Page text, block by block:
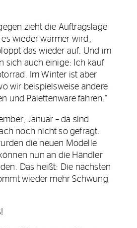
zieht die Auftragslage
es wieder wärmer wird,
das wieder auf. Und im
sich auch einige: Ich kauf
Im Winter ist aber
wir beispielsweise andere
und Palettenware fahren.“
Januar – da sind
noch nicht so gefragt.
die neuen Modelle
nun an die Händler
Das heißt: Die nächsten
wieder mehr Schwung